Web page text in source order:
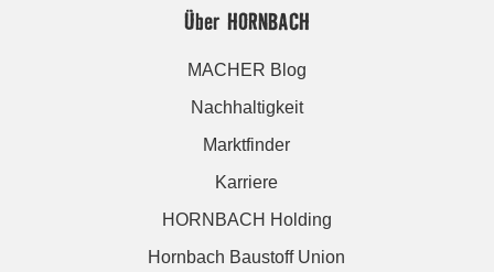
Über HORNBACH
MACHER Blog
Nachhaltigkeit
Marktfinder
Karriere
HORNBACH Holding
Hornbach Baustoff Union